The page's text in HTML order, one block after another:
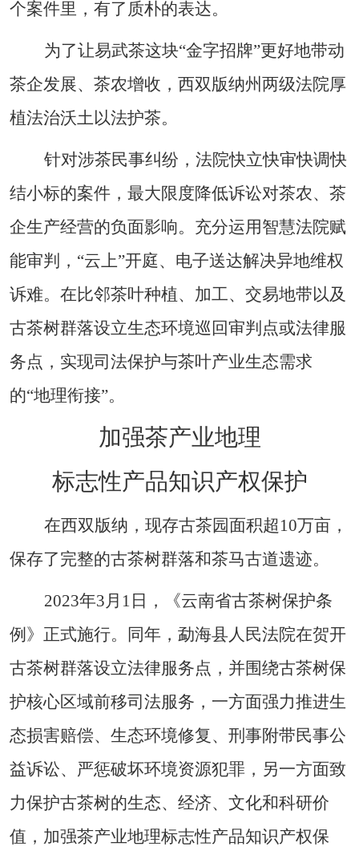
个案件里，有了质朴的表达。
为了让易武茶这块“金字招牌”更好地带动
茶企发展、茶农增收，西双版纳州两级法院厚
植法治沃土以法护茶。
针对涉茶民事纠纷，法院快立快审快调快
结小标的案件， 最大限度降低诉讼对茶农、茶
企生产经营的负面影响。充分运用智慧法院赋
能审判， “云上”开庭、电子送达解决异地维权
诉难。在比邻茶叶种植、加工、交易地带以及
古茶树群落设立生态环境巡回审判点或法律服
务点，实现司法保护与茶叶产业生态需求
的“地理衔接”。
加强茶产业地理
标志性产品知识产权保护
在西双版纳，现存古茶园面积超10万亩，
保存了完整的古茶树群落和茶马古道遗迹。
2023年3月 1 日，《云南省古茶树保护条
例》正式施行。同年，勐海县人民法院在贺开
古茶树群落设立法律服务点，并围绕古茶树保
护核心区域前移司法服务，一方面强力推进生
态损害赔偿、生态环境修复、刑事附带民事公
益诉讼、严惩破坏环境资源犯罪，另一方面致
力保护古茶树的生态、经济、文化和科研价
值，加强茶产业地理标志性产品知识产权保